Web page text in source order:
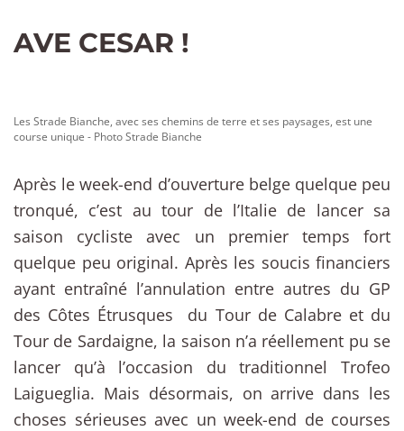
AVE CESAR !
Les Strade Bianche, avec ses chemins de terre et ses paysages, est une
course unique - Photo Strade Bianche
Après le week-end d’ouverture belge quelque peu
tronqué, c’est au tour de l’Italie de lancer sa
saison cycliste avec un premier temps fort
quelque peu original. Après les soucis financiers
ayant entraîné l’annulation entre autres du GP
des Côtes Étrusques du Tour de Calabre et du
Tour de Sardaigne, la saison n’a réellement pu se
lancer qu’à l’occasion du traditionnel Trofeo
Laigueglia. Mais désormais, on arrive dans les
choses sérieuses avec un week-end de courses